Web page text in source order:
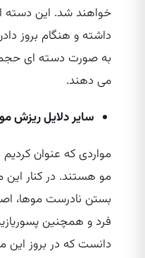
خواهند شد. این دسته
داشته و هنگام بروز
به صورت دسته‌ ای حجم
می‌ دهند.
سایر دلایل ریزش مو
مواردی که عنوان
مو هستند. در کنار
بستن نادرست موها،
فرد و همچنین
دانست که در بروز این